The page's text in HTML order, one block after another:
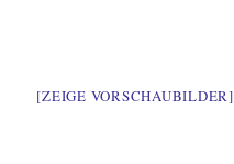
[ZEIGE VORSCHAUBILDER]